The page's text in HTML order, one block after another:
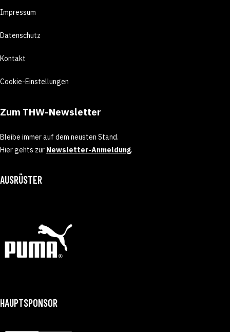
Impressum
Datenschutz
Kontakt
Cookie-Einstellungen
Zum THW-Newsletter
Bleibe immer auf dem neusten Stand.
Hier gehts zur Newsletter-Anmeldung.
AUSRÜSTER
HAUPTSPONSOR